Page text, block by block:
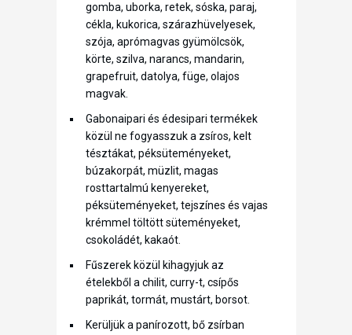
gomba, uborka, retek, sóska, paraj,
cékla, kukorica, szárazhüvelyesek,
szója, aprómagvas gyümölcsök,
körte, szilva, narancs, mandarin,
grapefruit, datolya, füge, olajos
magvak.
Gabonaipari és édesipari termékek
közül ne fogyasszuk a zsíros, kelt
tésztákat, péksüteményeket,
búzakorpát, müzlit, magas
rosttartalmú kenyereket,
péksüteményeket, tejszínes és vajas
krémmel töltött süteményeket,
csokoládét, kakaót.
Fűszerek közül kihagyjuk az
ételekből a chilit, curry-t, csípős
paprikát, tormát, mustárt, borsot.
Kerüljük a panírozott, bő zsírban